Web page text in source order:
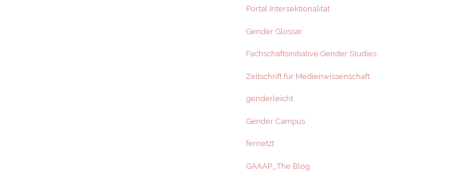
Portal Intersektionalität
Gender Glossar
Fachschaftsinitiative Gender Studies
Zeitschrift für Medienwissenschaft
genderleicht
Gender Campus
fernetzt
GAAAP_The Blog